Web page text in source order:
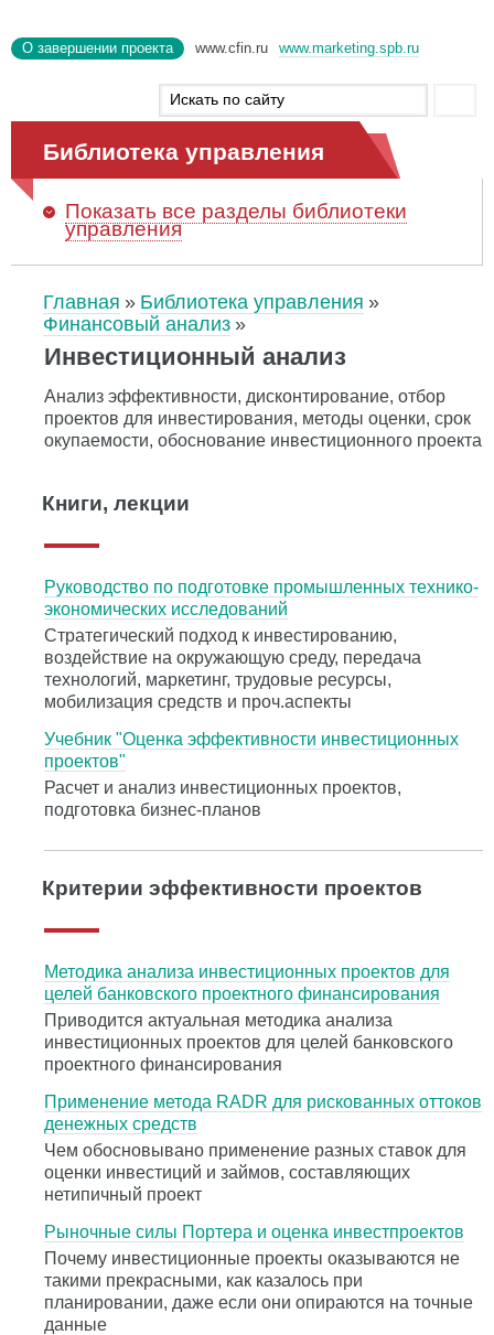
О завершении проекта www.cfin.ru www.marketing.spb.ru
Библиотека управления
Показать все разделы библиотеки
управления
Главная
Библиотека управления
Финансовый анализ
Инвестиционный анализ
Анализ эффективности, дисконтирование, отбор
проектов для инвестирования, методы оценки, срок
окупаемости, обоснование инвестиционного проекта
Книги, лекции
Руководство по подготовке промышленных технико-
экономических исследований
Cтратегический подход к инвестированию,
воздействие на окружающую среду, передача
технологий, маркетинг, трудовые ресурсы,
мобилизация средств и проч.аспекты
Учебник "Оценка эффективности инвестиционных
проектов"
Расчет и анализ инвестиционных проектов,
подготовка бизнес-планов
Критерии эффективности проектов
Методика анализа инвестиционных проектов для
целей банковского проектного финансирования
Приводится актуальная методика анализа
инвестиционных проектов для целей банковского
проектного финансирования
Применение метода RADR для рискованных оттоков
денежных средств
Чем обосновывано применение разных ставок для
оценки инвестиций и займов, составляющих
нетипичный проект
Рыночные силы Портера и оценка инвестпроектов
Почему инвестиционные проекты оказываются не
такими прекрасными, как казалось при
планировании, даже если они опираются на точные
данные